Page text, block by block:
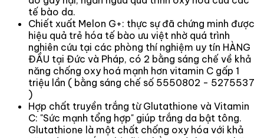
tế bào da.
Chiết xuất Melon G+: thực sự đã chứng minh được
hiệu quả trẻ hóa tế bào ưu việt nhờ quá trình
nghiên cứu tại các phòng thí nghiệm uy tín HÀNG
ĐẦU tại Đức và Pháp, có 2 bằng sáng chế về khả
năng chống oxy hoá mạnh hơn vitamin C gấp 1
triệu lần ( bằng sáng chế số 5550802 - 5275537
)
Hợp chất truyền trắng từ Glutathione và Vitamin
C: "Sức mạnh tổng hợp" giúp trắng da bật tông.
Glutathione là một chất chống oxy hóa với khả